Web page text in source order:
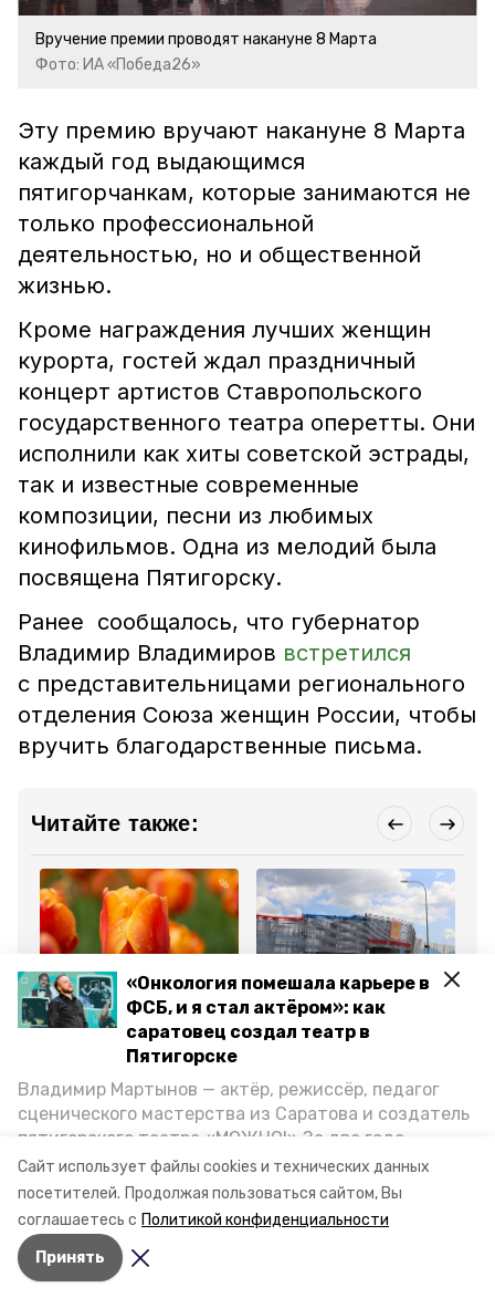
Сайт использует файлы cookies и технических данных
посетителей. Продолжая пользоваться сайтом, Вы
соглашаетесь с Политикой конфиденциальности
Принять
«Онкология помешала карьере в
ФСБ, и я стал актёром»: как
саратовец создал театр в
Пятигорске
Владимир Мартынов — актёр, режиссёр, педагог
сценического мастерства из Саратова и создатель
пятигорского театра «МОЖНО!» За два года
существования театр выпустил восемь спектаклей,
впереди — новые премьеры. О том, как стал
артистом, попал в Пятигорск и собрал труппу,
режиссёр рассказал корреспонденту «Портала
Пятигорска».
Вручение премии проводят накануне 8 Марта
Фото: ИА «Победа26»
Эту премию вручают накануне 8 Марта
каждый год выдающимся
пятигорчанкам, которые занимаются не
только профессиональной
деятельностью, но и общественной
жизнью.
Кроме награждения лучших женщин
курорта, гостей ждал праздничный
концерт артистов Ставропольского
государственного театра оперетты. Они
исполнили как хиты советской эстрады,
так и известные современные
композиции, песни из любимых
кинофильмов. Одна из мелодий была
посвящена Пятигорску.
Ранее сообщалось, что губернатор
Владимир Владимиров встретился
с представительницами регионального
отделения Союза женщин России, чтобы
вручить благодарственные письма.
Читайте также:
Общество
5 марта , 16:43
Цветочные ярмарки
откроются в Пятигорске
Туризм
24 февраля , 18:05
Первый краевой форум
гидов-экскурсоводов
Все новости
премия женщина года
Авторы: Анастасия Михайловская